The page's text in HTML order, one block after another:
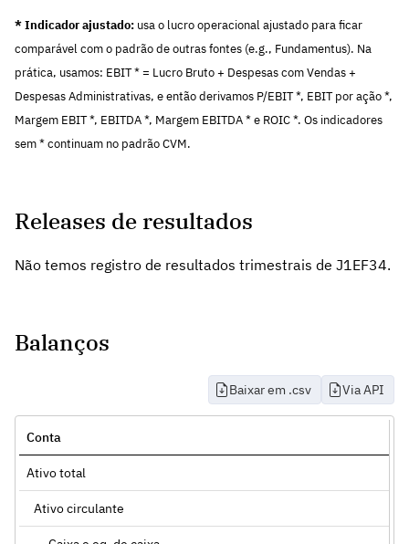
* Indicador ajustado: usa o lucro operacional ajustado para ficar
comparável com o padrão de outras fontes (e.g., Fundamentus). Na
prática, usamos: EBIT * = Lucro Bruto + Despesas com Vendas +
Despesas Administrativas, e então derivamos P/EBIT *, EBIT por ação *,
Margem EBIT *, EBITDA *, Margem EBITDA * e ROIC *. Os indicadores
sem * continuam no padrão CVM.
Releases de resultados
Não temos registro de resultados trimestrais de J1EF34.
Balanços
Baixar em .csv Via API
Conta
Ativo total
Ativo circulante